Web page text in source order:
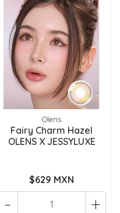
Olens
Fairy Charm Hazel
OLENS X JESSYLUXE
$629 MXN
+
-